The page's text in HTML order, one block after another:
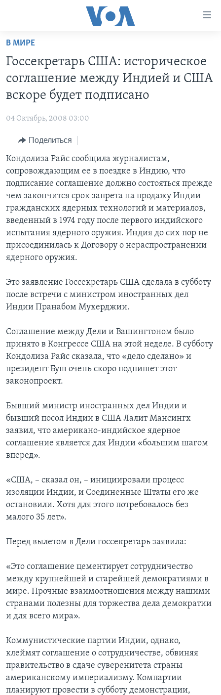
Перейти
основной
контент
основной
навигации
Перейти
поиск
ПРОГРАММЫ
ИТОГИ
ПОЧЕМУ ЭТО ВАЖНО?
ДИСКУССИЯ VOA
ДЕТАЛИ
НЬЮ-ЙОРК NEW YORK
АМЕРИКА. БОЛЬШОЕ ПУТЕШЕСТВИЕ
НАША АМЕРИКАНСКАЯ ИСТОРИЯ
А КАК В АМЕРИКЕ?
АРТЕФАКТЫ
АМЕРИКАНСКИЕ ГОРОДКИ
ТЕСТЫ
ИНТЕРВЬЮ
ФАКТЫ ПРОТИВ ФЕЙКОВ
ЗА СВОБОДУ ПРЕССЫ
УЧИМ АНГЛИЙСКИЙ
ВИДЕО
ПОДПИСКА НА НОВОСТИ
Learning English
Языки
В МИРЕ
Госсекретарь США: историческое
соглашение между Индией и США
вскоре будет подписано
04 Октябрь, 2008 03:00
Поделиться
Кондолиза Райс сообщила журналистам,
сопровождающим ее в поездке в Индию, что
подписание соглашение должно состояться прежде
чем закончится срок запрета на продажу Индии
гражданских ядерных технологий и материалов,
введенный в 1974 году после первого индийского
испытания ядерного оружия. Индия до сих пор не
присоединилась к Договору о нераспространении
ядерного оружия.
Это заявление Госсекретарь США сделала в субботу
после встречи с министром иностранных дел
Индии Пранабом Мухерджии.
Соглашение между Дели и Вашингтоном было
принято в Конгрессе США на этой неделе. В субботу
Кондолиза Райс сказала, что «дело сделано» и
президент Буш очень скоро подпишет этот
законопроект.
Бывший министр иностранных дел Индии и
бывший посол Индии в США Лалит Мансингх
заявил, что американо-индийское ядерное
соглашение является для Индии «большим шагом
вперед».
«США, – сказал он, – инициировали процесс
изоляции Индии, и Соединенные Штаты его же
остановили. Хотя для этого потребовалось без
малого 35 лет».
Перед вылетом в Дели госсекретарь заявила:
«Это соглашение цементирует сотрудничество
между крупнейшей и старейшей демократиями в
мире. Прочные взаимоотношения между нашими
странами полезны для торжества дела демократии
и для всего мира».
Коммунистические партии Индии, однако,
клеймят соглашение о сотрудничестве, обвиняя
правительство в сдаче суверенитета страны
американскому империализму. Компартии
планируют провести в субботу демонстрации,